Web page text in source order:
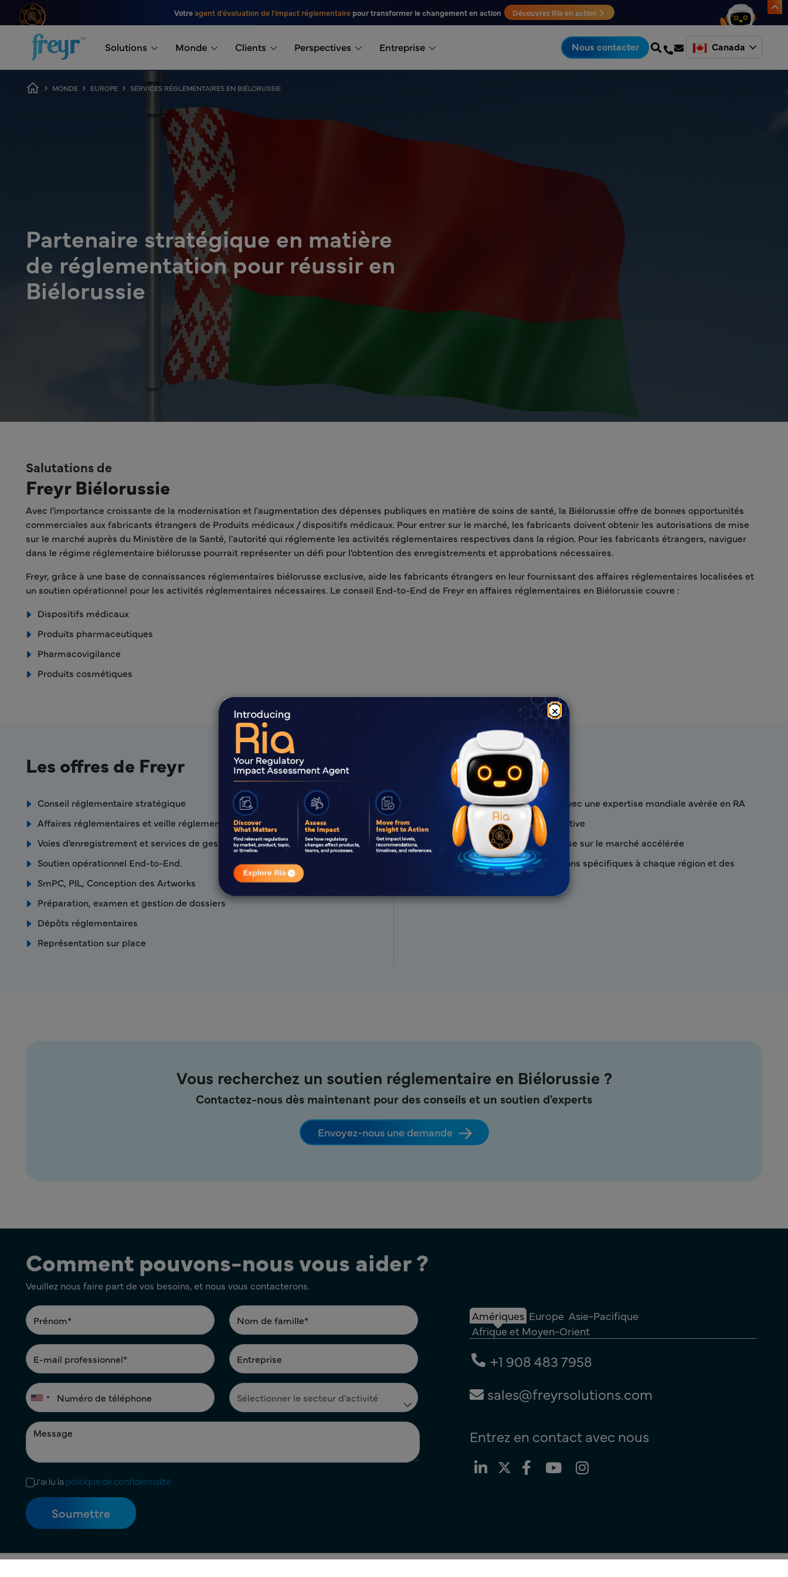
Passer au contenu principal
×
Votreagent d'évaluation de l'impact réglementairepour transformer le changement en action Découvrez Ria en action
Solutions Monde Clients Perspectives Entreprise Nous contacter Canada
Fil d'Ariane
MONDE EUROPE SERVICES RÉGLEMENTAIRES EN BIÉLORUSSIE
Partenaire stratégique en matière
de réglementation pour réussir en
Biélorussie
Salutations de
Freyr Biélorussie
Avec l'importance croissante de la modernisation et l'augmentation des dépenses publiques en matière de soins de santé, la Biélorussie offre de bonnes opportunités
commerciales aux fabricants étrangers de Produits médicaux / dispositifs médicaux. Pour entrer sur le marché, les fabricants doivent obtenir les autorisations de mise
sur le marché auprès du Ministère de la Santé, l'autorité qui réglemente les activités réglementaires respectives dans la région. Pour les fabricants étrangers, naviguer
dans le régime réglementaire biélorusse pourrait représenter un défi pour l'obtention des enregistrements et approbations nécessaires.
Freyr, grâce à une base de connaissances réglementaires biélorusse exclusive, aide les fabricants étrangers en leur fournissant des affaires réglementaires localisées et
un soutien opérationnel pour les activités réglementaires nécessaires. Le conseil End-to-End de Freyr en affaires réglementaires en Biélorussie couvre :
Dispositifs médicaux
Produits pharmaceutiques
Pharmacovigilance
Produits cosmétiques
Les offres de Freyr
Conseil réglementaire stratégique
Affaires réglementaires et veille réglementaire
Voies d'enregistrement et services de gestion des licences
Soutien opérationnel End-to-End.
SmPC, PIL, Conception des Artworks
Préparation, examen et gestion de dossiers
Dépôts réglementaires
Représentation sur place
Avantages Freyr
Équipe réglementaire experte avec une expertise mondiale avérée en RA
Approche proactive et collaborative
Délais d'exécution rapides et mise sur le marché accélérée
Se tenir au courant des législations spécifiques à chaque région et des
directives réglementaires
Vous recherchez un soutien réglementaire en Biélorussie ?
Contactez-nous dès maintenant pour des conseils et un soutien d'experts
Envoyez-nous une demande
Comment pouvons-nous vous aider ?
Veuillez nous faire part de vos besoins, et nous vous contacterons.
J'ai lu la politique de confidentialité.
Amériques Europe Asie-Pacifique
Afrique et Moyen-Orient
+1 908 483 7958
sales@freyrsolutions.com
Entrez en contact avec nous